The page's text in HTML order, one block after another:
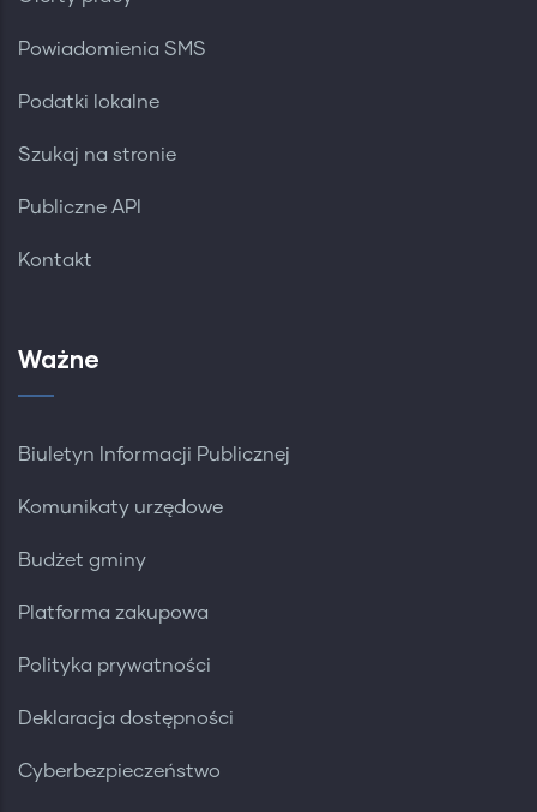
Powiadomienia SMS
Podatki lokalne
Szukaj na stronie
Publiczne API
Kontakt
Ważne
Biuletyn Informacji Publicznej
Komunikaty urzędowe
Budżet gminy
Platforma zakupowa
Polityka prywatności
Deklaracja dostępności
Cyberbezpieczeństwo